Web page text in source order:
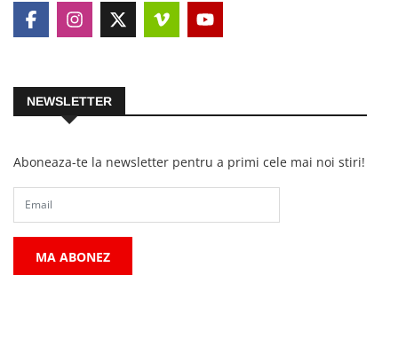
NEWSLETTER
Aboneaza-te la newsletter pentru a primi cele mai noi stiri!
MA ABONEZ